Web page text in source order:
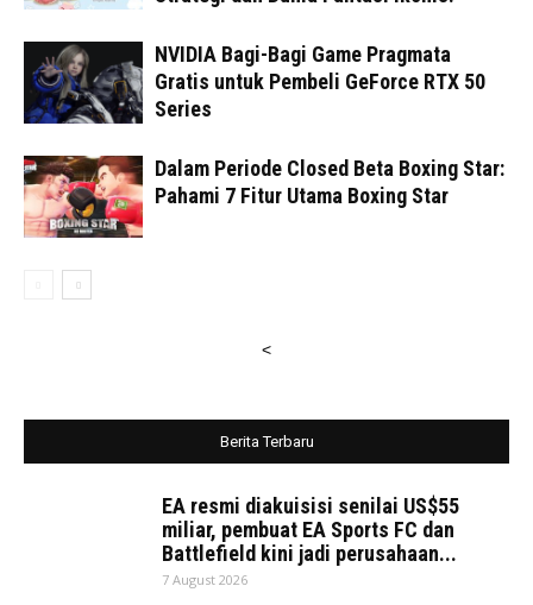
NVIDIA Bagi-Bagi Game Pragmata
Gratis untuk Pembeli GeForce RTX 50
Series
Dalam Periode Closed Beta Boxing Star:
Pahami 7 Fitur Utama Boxing Star
<
Berita Terbaru
EA resmi diakuisisi senilai US$55
miliar, pembuat EA Sports FC dan
Battlefield kini jadi perusahaan...
7 August 2026